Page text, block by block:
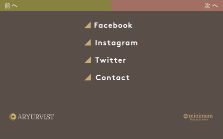
アビヤンガボディウォッシ
Facebook
Instagram
Twitter